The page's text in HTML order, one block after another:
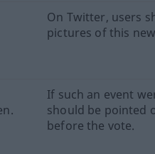
On Twitter, users
pictures of this
If such an event
should be pointed
before the vote.